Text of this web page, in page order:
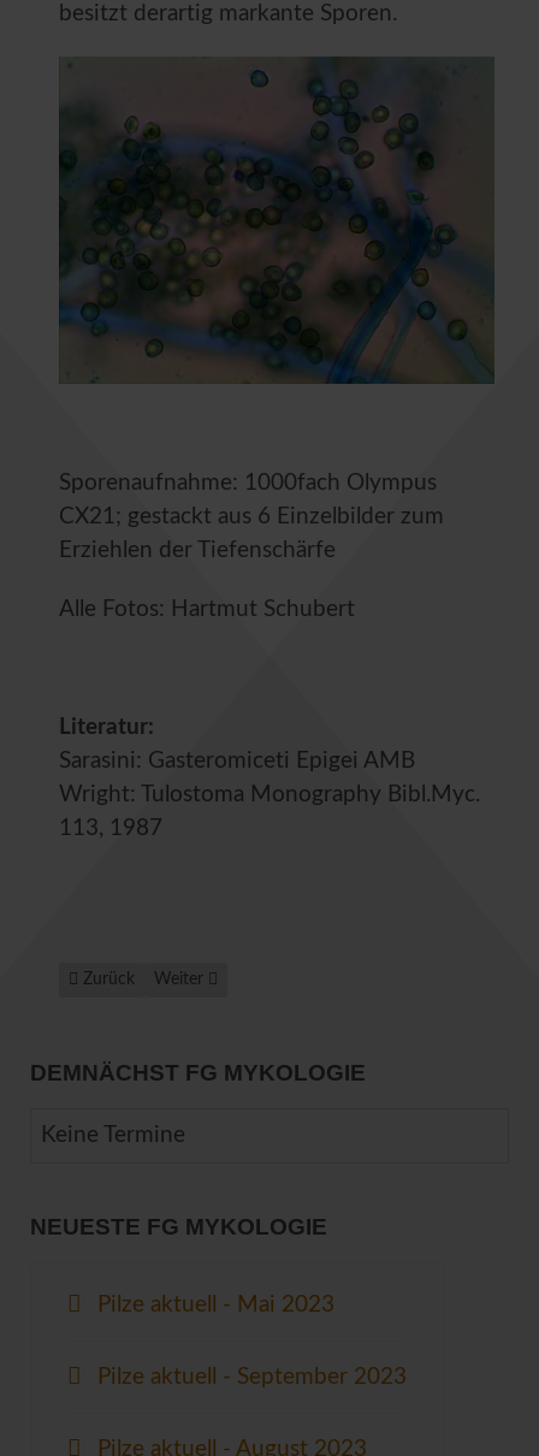
besitzt derartig markante Sporen.
Sporenaufnahme: 1000fach Olympus
CX21; gestackt aus 6 Einzelbilder zum
Erziehlen der Tiefenschärfe
Alle Fotos: Hartmut Schubert
Literatur:
Sarasini: Gasteromiceti Epigei AMB
Wright: Tulostoma Monography Bibl.Myc.
113, 1987
Vorheriger Beitrag: Pilzexkursion am 29.01.2011
Zurück Nächster Beitrag: Seltene Pilze im Harzkreis:
Weiter
DEMNÄCHST FG MYKOLOGIE
Keine Termine
NEUESTE FG MYKOLOGIE
Pilze aktuell - Mai 2023
Pilze aktuell - September 2023
Pilze aktuell - August 2023